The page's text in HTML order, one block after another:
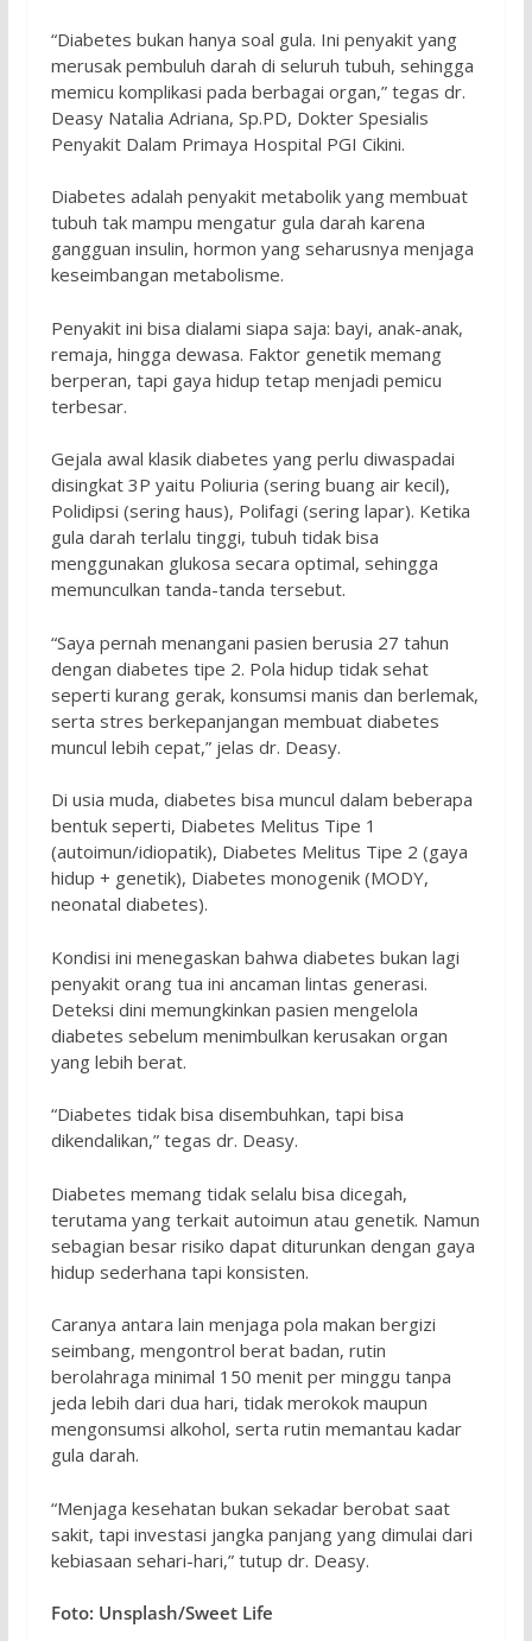
“Diabetes bukan hanya soal gula. Ini penyakit yang
merusak pembuluh darah di seluruh tubuh, sehingga
memicu komplikasi pada berbagai organ,” tegas dr.
Deasy Natalia Adriana, Sp.PD, Dokter Spesialis
Penyakit Dalam Primaya Hospital PGI Cikini.
Diabetes adalah penyakit metabolik yang membuat
tubuh tak mampu mengatur gula darah karena
gangguan insulin, hormon yang seharusnya menjaga
keseimbangan metabolisme.
Penyakit ini bisa dialami siapa saja: bayi, anak-anak,
remaja, hingga dewasa. Faktor genetik memang
berperan, tapi gaya hidup tetap menjadi pemicu
terbesar.
Gejala awal klasik diabetes yang perlu diwaspadai
disingkat 3P yaitu Poliuria (sering buang air kecil),
Polidipsi (sering haus), Polifagi (sering lapar). Ketika
gula darah terlalu tinggi, tubuh tidak bisa
menggunakan glukosa secara optimal, sehingga
memunculkan tanda-tanda tersebut.
“Saya pernah menangani pasien berusia 27 tahun
dengan diabetes tipe 2. Pola hidup tidak sehat
seperti kurang gerak, konsumsi manis dan berlemak,
serta stres berkepanjangan membuat diabetes
muncul lebih cepat,” jelas dr. Deasy.
Di usia muda, diabetes bisa muncul dalam beberapa
bentuk seperti, Diabetes Melitus Tipe 1
(autoimun/idiopatik), Diabetes Melitus Tipe 2 (gaya
hidup + genetik), Diabetes monogenik (MODY,
neonatal diabetes).
Kondisi ini menegaskan bahwa diabetes bukan lagi
penyakit orang tua ini ancaman lintas generasi.
Deteksi dini memungkinkan pasien mengelola
diabetes sebelum menimbulkan kerusakan organ
yang lebih berat.
“Diabetes tidak bisa disembuhkan, tapi bisa
dikendalikan,” tegas dr. Deasy.
Diabetes memang tidak selalu bisa dicegah,
terutama yang terkait autoimun atau genetik. Namun
sebagian besar risiko dapat diturunkan dengan gaya
hidup sederhana tapi konsisten.
Caranya antara lain menjaga pola makan bergizi
seimbang, mengontrol berat badan, rutin
berolahraga minimal 150 menit per minggu tanpa
jeda lebih dari dua hari, tidak merokok maupun
mengonsumsi alkohol, serta rutin memantau kadar
gula darah.
“Menjaga kesehatan bukan sekadar berobat saat
sakit, tapi investasi jangka panjang yang dimulai dari
kebiasaan sehari-hari,” tutup dr. Deasy.
Foto: Unsplash/Sweet Life